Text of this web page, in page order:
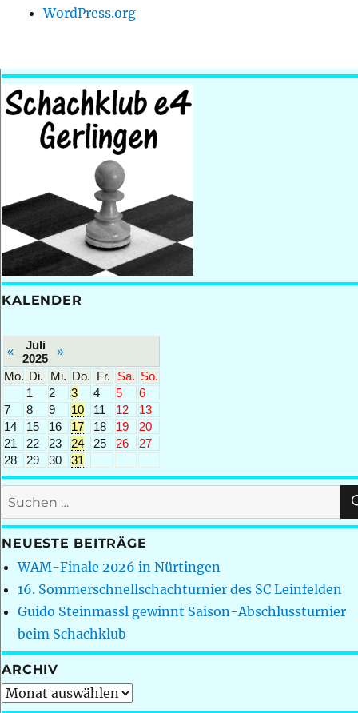
WordPress.org
KALENDER
«
Juli
2025
»
Mo. Di. Mi. Do. Fr. Sa. So.
1
2 3 4 5
6
7
8 9 10 11 12
13
14
15 16 17 18 19
20
21
22 23 24 25 26
27
28
29 30 31
Suchen
nach:
NEUESTE BEITRÄGE
WAM-Finale 2026 in Nürtingen
16. Sommerschnellschachturnier des SC Leinfelden
Guido Steinmassl gewinnt Saison-Abschlussturnier
beim Schachklub
ARCHIV
Archiv